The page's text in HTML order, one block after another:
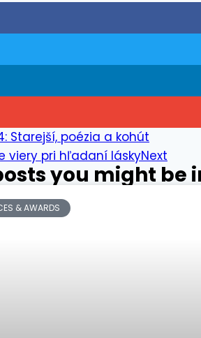
Starejší, poézia a kohút
viery pri hľadaní láskyNext
you might be
& AWARDS